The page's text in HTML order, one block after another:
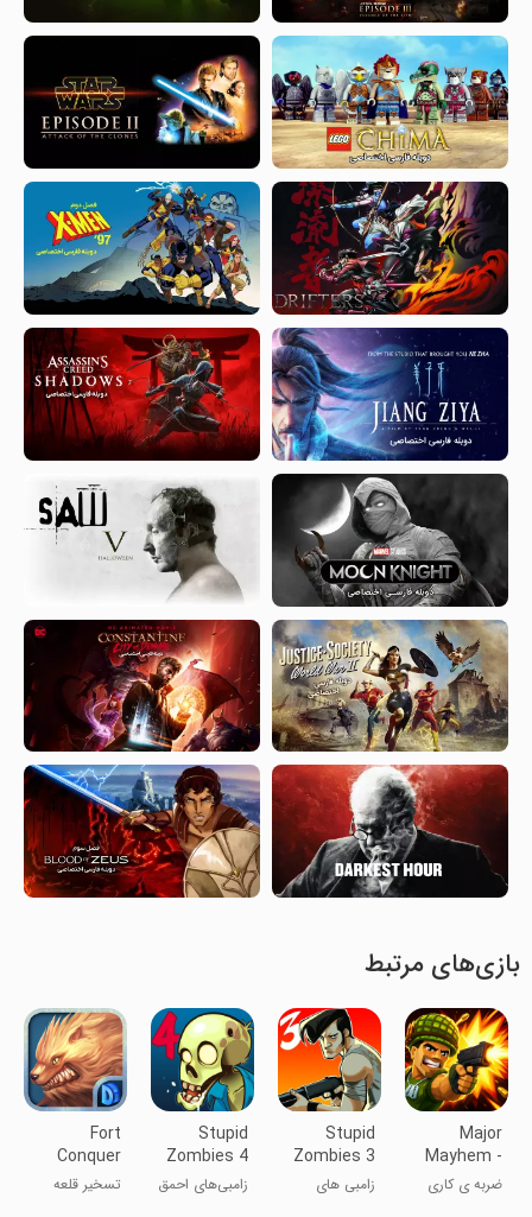
بازی‌های مرتبط
Major
Mayhem -
Go
Commando
ضربه ی کاری
Stupid
Zombies 3
زامبی های
Stupid
Zombies 4
زامبی‌های احمق
Fort
Conquer
تسخیر قلعه